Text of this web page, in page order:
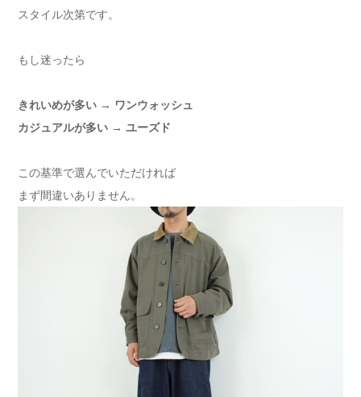
スタイル次第です。
もし迷ったら
きれいめが多い → ワンウォッシュ
カジュアルが多い → ユーズド
この基準で選んでいただければ
まず間違いありません。